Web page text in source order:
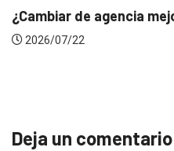
INSIGHTS
Deja un comentario